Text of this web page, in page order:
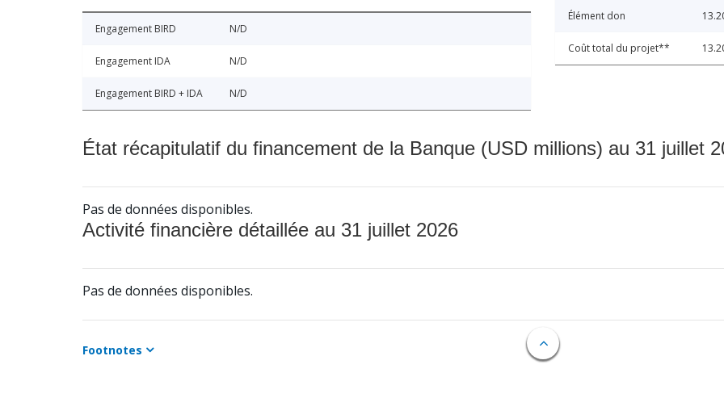
Engagement BIRD N/D
Engagement IDA N/D
Engagement BIRD + IDA N/D
Élément don
Coût total du projet**
État récapitulatif du financement de la Banque (USD millions) au 31 juillet
Pas de données disponibles.
Activité financière détaillée au 31 juillet 2026
Pas de données disponibles.
Footnotes